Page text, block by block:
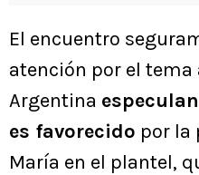
El encuentro
atención por el tema
Argentina
es favorecido por la
María en el plantel,